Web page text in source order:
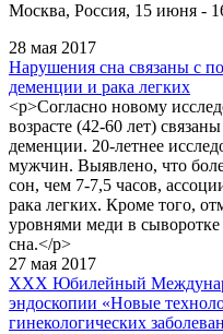
Москва, Россия, 15 июня -
28 мая 2017
Нарушения сна связаны с
деменции и рака легких
<p>Согласно новому
возрасте (42-60 лет)
деменции. 20-летнее
мужчин. Выявлено, что
сон, чем 7-7,5 часов,
рака легких. Кроме того,
уровнями меди в
сна.</p>
27 мая 2017
XХХ Юбилейный
эндоскопии «Новые
гинекологических